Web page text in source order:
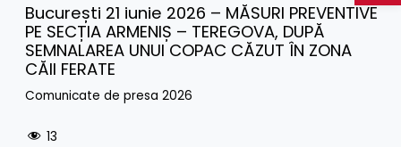
București 21 iunie 2026 – MĂSURI PREVENTIVE
PE SECȚIA ARMENIȘ – TEREGOVA, DUPĂ
SEMNALAREA UNUI COPAC CĂZUT ÎN ZONA
CĂII FERATE
Comunicate de presa 2026
13